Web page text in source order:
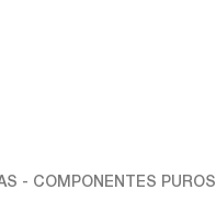
- COMPONENTES PUROS